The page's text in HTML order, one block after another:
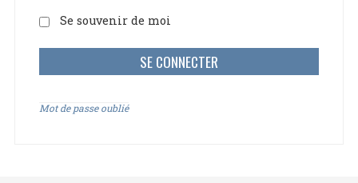
Se souvenir de moi
Mot de passe oublié